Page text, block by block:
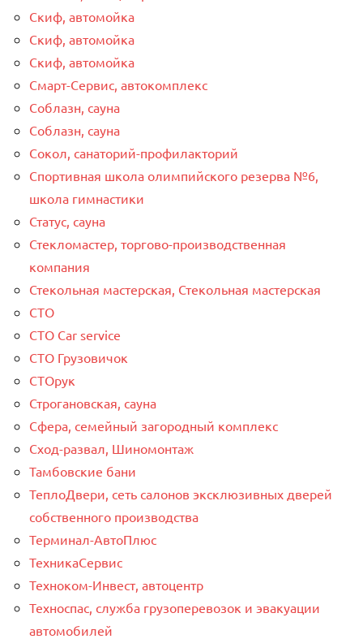
Скиф, автомойка
Скиф, автомойка
Скиф, автомойка
Смарт-Сервис, автокомплекс
Соблазн, сауна
Соблазн, сауна
Сокол, санаторий-профилакторий
Спортивная школа олимпийского резерва №6,
школа гимнастики
Статус, сауна
Стекломастер, торгово-производственная
компания
Стекольная мастерская, Стекольная мастерская
СТО
СТО Car service
СТО Грузовичок
СТОрук
Строгановская, сауна
Сфера, семейный загородный комплекс
Сход-развал, Шиномонтаж
Тамбовские бани
ТеплоДвери, сеть салонов эксклюзивных дверей
собственного производства
Терминал-АвтоПлюс
ТехникаСервис
Техноком-Инвест, автоцентр
Техноспас, служба грузоперевозок и эвакуации
автомобилей